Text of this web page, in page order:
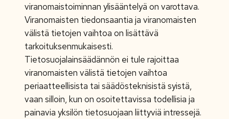
viranomaistoiminnan ylisääntelyä on varottava.
Viranomaisten tiedonsaantia ja viranomaisten
välistä tietojen vaihtoa on lisättävä
tarkoituksenmukaisesti.
Tietosuojalainsäädännön ei tule rajoittaa
viranomaisten välistä tietojen vaihtoa
periaatteellisista tai säädösteknisistä syistä,
vaan silloin, kun on osoitettavissa todellisia ja
painavia yksilön tietosuojaan liittyviä intressejä.